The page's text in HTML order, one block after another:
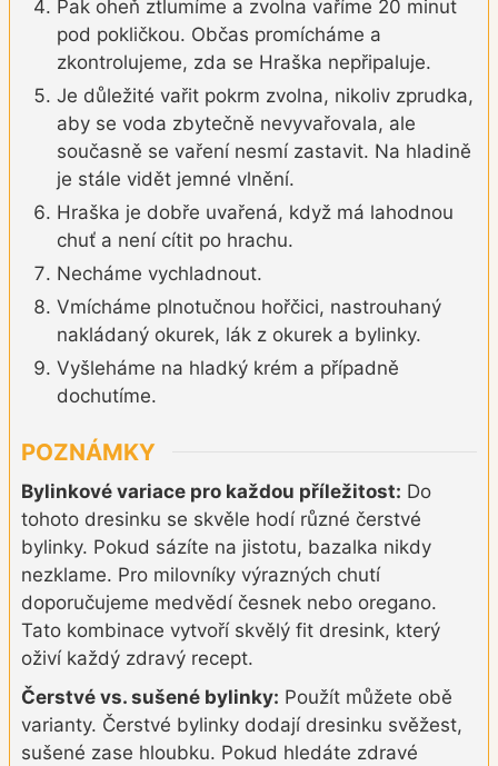
Pak oheň ztlumíme a zvolna vaříme 20 minut
pod pokličkou. Občas promícháme a
zkontrolujeme, zda se Hraška nepřipaluje.
Je důležité vařit pokrm zvolna, nikoliv zprudka,
aby se voda zbytečně nevyvařovala, ale
současně se vaření nesmí zastavit. Na hladině
je stále vidět jemné vlnění.
Hraška je dobře uvařená, když má lahodnou
chuť a není cítit po hrachu.
Necháme vychladnout.
Vmícháme plnotučnou hořčici, nastrouhaný
nakládaný okurek, lák z okurek a bylinky.
Vyšleháme na hladký krém a případně
dochutíme.
POZNÁMKY
Bylinkové variace pro každou příležitost: Do
tohoto dresinku se skvěle hodí různé čerstvé
bylinky. Pokud sázíte na jistotu, bazalka nikdy
nezklame. Pro milovníky výrazných chutí
doporučujeme medvědí česnek nebo oregano.
Tato kombinace vytvoří skvělý fit dresink, který
oživí každý zdravý recept.
Čerstvé vs. sušené bylinky: Použít můžete obě
varianty. Čerstvé bylinky dodají dresinku svěžest,
sušené zase hloubku. Pokud hledáte zdravé